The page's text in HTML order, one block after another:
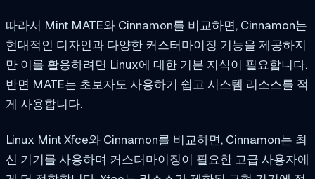
따라서 Mint MATE와 Cinnamon를 비교하면, Cinnamon는
현대적인 디자인과 다양한 커스터마이징 기능을 제공하지
만 이를 활용하려면 Linux에 대한 기본 지식이 필요합니다.
반면 MATE는 초보자도 사용하기 쉽고 시스템 리소스를 적
게 사용합니다.
Linux Mint Xfce와 Cinnamon를 비교하면, Cinnamon는 최
신 기기를 사용하며 커스터마이징이 필요한 고급 사용자에